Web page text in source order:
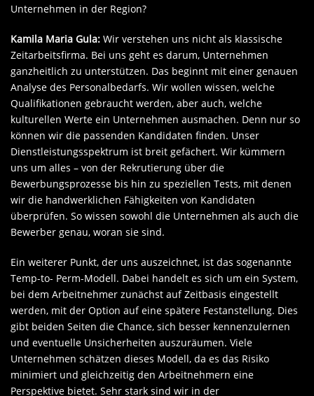
Unternehmen in der Region?
Kamila Maria Gula: Wir verstehen uns nicht als klassische
Zeitarbeitsfirma. Bei uns geht es darum, Unternehmen
ganzheitlich zu unterstützen. Das beginnt mit einer genauen
Analyse des Personalbedarfs. Wir wollen wissen, welche
Qualifikationen gebraucht werden, aber auch, welche
kulturellen Werte ein Unternehmen ausmachen. Denn nur so
können wir die passenden Kandidaten finden. Unser
Dienstleistungsspektrum ist breit gefächert. Wir kümmern
uns um alles – von der Rekrutierung über die
Bewerbungsprozesse bis hin zu speziellen Tests, mit denen
wir die handwerklichen Fähigkeiten von Kandidaten
überprüfen. So wissen sowohl die Unternehmen als auch die
Bewerber genau, woran sie sind.
Ein weiterer Punkt, der uns auszeichnet, ist das sogenannte
Temp-to- Perm-Modell. Dabei handelt es sich um ein System,
bei dem Arbeitnehmer zunächst auf Zeitbasis eingestellt
werden, mit der Option auf eine spätere Festanstellung. Dies
gibt beiden Seiten die Chance, sich besser kennenzulernen
und eventuelle Unsicherheiten auszuräumen. Viele
Unternehmen schätzen dieses Modell, da es das Risiko
minimiert und gleichzeitig den Arbeitnehmern eine
Perspektive bietet. Sehr stark sind wir in der